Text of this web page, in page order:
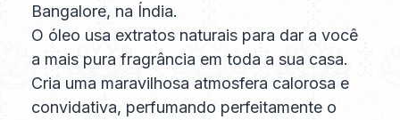
Bangalore, na Índia.
O óleo usa extratos naturais para dar a você
a mais pura fragrância em toda a sua casa.
Cria uma maravilhosa atmosfera calorosa e
convidativa, perfumando perfeitamente o